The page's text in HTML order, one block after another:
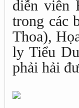
diễn viên
trong các
Thoa),
ly Tiểu
phải hải